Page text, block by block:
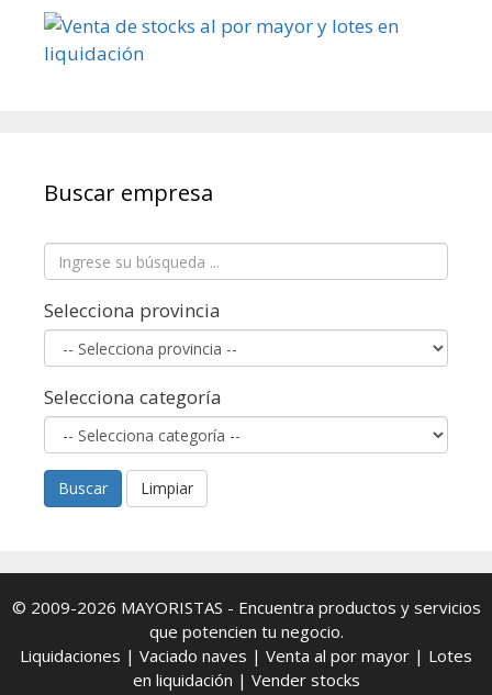
Buscar empresa
Selecciona provincia
Selecciona categoría
Buscar Limpiar
© 2009-2026 MAYORISTAS - Encuentra productos y servicios
que potencien tu negocio.
Liquidaciones | Vaciado naves | Venta al por mayor | Lotes
en liquidación | Vender stocks